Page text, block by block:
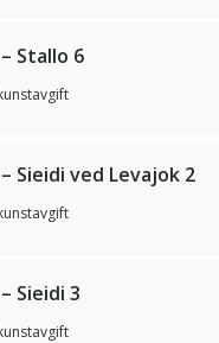
Stallo 6
Sieidi ved Levajok 2
Sieidi 3